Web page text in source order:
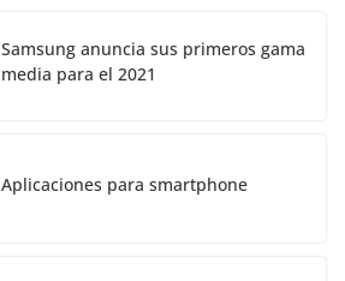
Samsung anuncia sus primeros gama
media para el 2021
Aplicaciones para smartphone